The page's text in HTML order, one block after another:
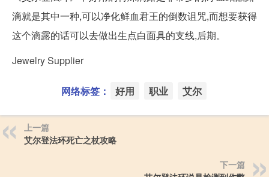
滴就是其中一种,可以净化鲜血君王的倒数诅咒,而想要获得
这个滴露的话可以去做出生点白面具的支线,后期。
Jewelry Supplier
网络标签： 好用 职业 艾尔
上一篇
艾尔登法环死亡之杖攻略
下一篇